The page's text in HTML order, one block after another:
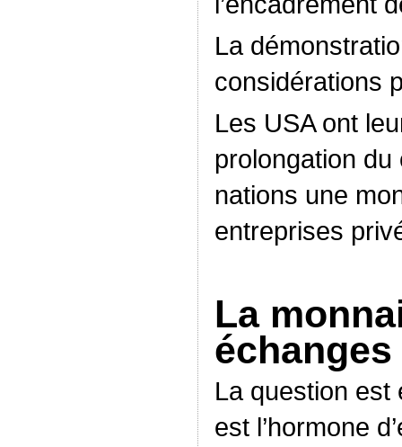
La
considérations
Les USA ont
prolongation
nations une
entreprises
La
échanges
La question est
est l’hormone